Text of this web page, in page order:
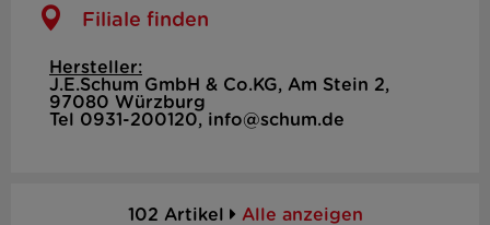
Filiale finden
Hersteller:
J.E.Schum GmbH & Co.KG, Am Stein 2,
97080 Würzburg
Tel 0931-200120, info@schum.de
102 Artikel Alle anzeigen